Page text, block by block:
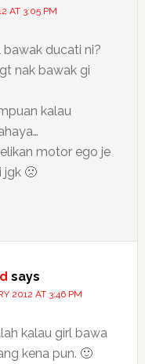
AT 3:05 PM
ducati ni?
nak bawak gi
kalau
motor ego je
jgk 🙁
says
2012 AT 3:46 PM
kalau girl bawa
kena pun. 🙂